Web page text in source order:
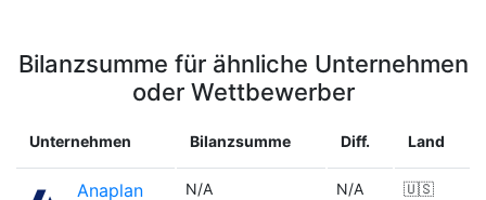
Bilanzsumme für ähnliche Unternehmen
oder Wettbewerber
Unternehmen Bilanzsumme Diff. Land
Anaplan N/A N/A 🇺🇸